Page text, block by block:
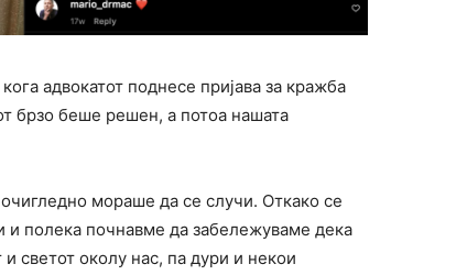
адвокатот поднесе пријава за кражба
брзо беше решен, а потоа нашата
мораше да се случи. Откако се
и полека почнавме да забележуваме дека
светот околу нас, па дури и некои